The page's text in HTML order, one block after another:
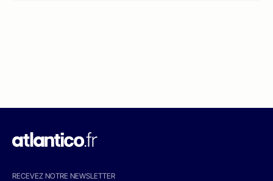
RECEVEZ NOTRE NEWSLETTER